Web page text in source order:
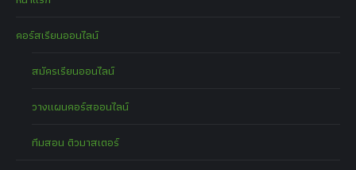
คอร์สเรียนออนไลน์
สมัครเรียนออนไลน์
วางแผนคอร์สออนไลน์
ทีมสอน ติวมาสเตอร์